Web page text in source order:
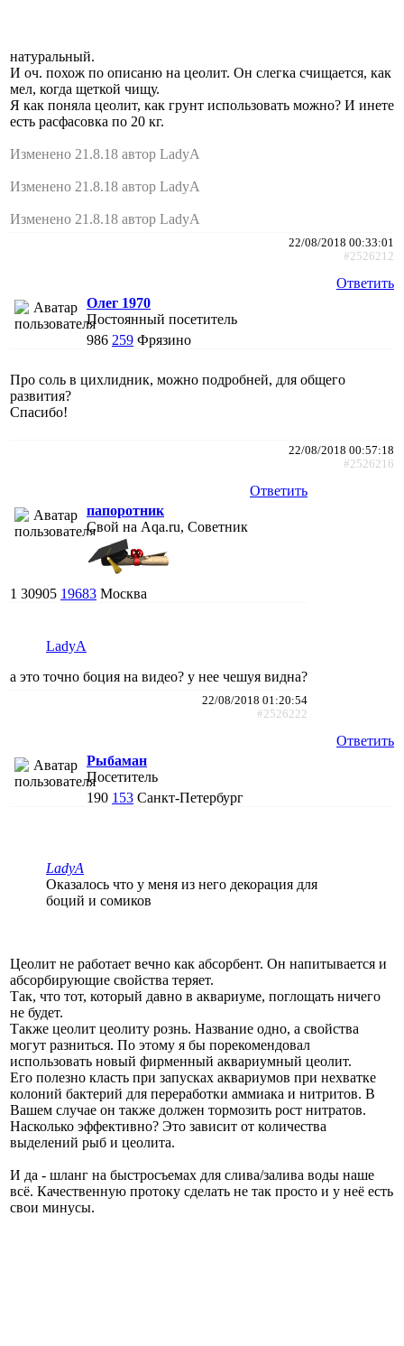
натуральный.
И оч. похож по описаню на цеолит. Он слегка счищается, как
мел, когда щеткой чищу.
Я как поняла цеолит, как грунт использовать можно? И инете
есть расфасовка по 20 кг.
Изменено 21.8.18 автор LadyA
Изменено 21.8.18 автор LadyA
Изменено 21.8.18 автор LadyA
22/08/2018 00:33:01
#2526212
Ответить
Олег 1970
Постоянный посетитель
986 259 Фрязино
Про соль в цихлидник, можно подробней, для общего
развития?
Спасибо!
22/08/2018 00:57:18
#2526216
Ответить
папоротник
Свой на Aqa.ru, Советник
1 30905 19683 Москва
LadyA
а это точно боция на видео? у нее чешуя видна?
22/08/2018 01:20:54
#2526222
Ответить
Рыбаман
Посетитель
190 153 Санкт-Петербург
LadyA
Оказалось что у меня из него декорация для
боций и сомиков
Цеолит не работает вечно как абсорбент. Он напитывается и
абсорбирующие свойства теряет.
Так, что тот, который давно в аквариуме, поглощать ничего
не будет.
Также цеолит цеолиту рознь. Название одно, а свойства
могут разниться. По этому я бы порекомендовал
использовать новый фирменный аквариумный цеолит.
Его полезно класть при запусках аквариумов при нехватке
колоний бактерий для переработки аммиака и нитритов. В
Вашем случае он также должен тормозить рост нитратов.
Насколько эффективно? Это зависит от количества
выделений рыб и цеолита.
И да - шланг на быстросъемах для слива/залива воды наше
всё. Качественную протоку сделать не так просто и у неё есть
свои минусы.